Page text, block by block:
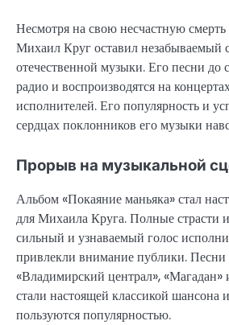
Несмотря на свою несчастную
Михаил Круг оставил незабываемый
отечественной музыки. Его песни до
радио и воспроизводятся на
исполнителей. Его популярность и
сердцах поклонников его музыки
Прорыв на музыкальной
Альбом «Покаяние маньяка» стал
для Михаила Круга. Полные страсти
сильный и узнаваемый голос
привлекли внимание публики. Песни
«Владимирский централ», «Магадан»
стали настоящей классикой шансона
пользуются популярностью.